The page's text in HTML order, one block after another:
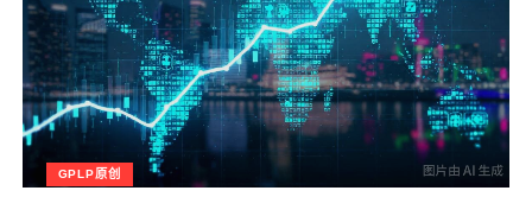
GPLP原创